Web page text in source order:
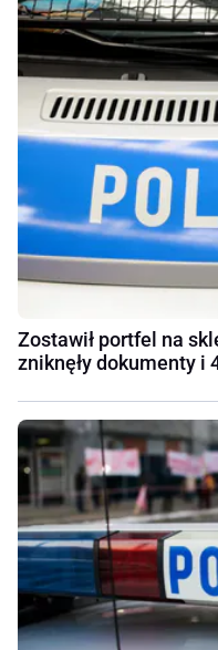
Zostawił portfel na
zniknęły dokumenty i